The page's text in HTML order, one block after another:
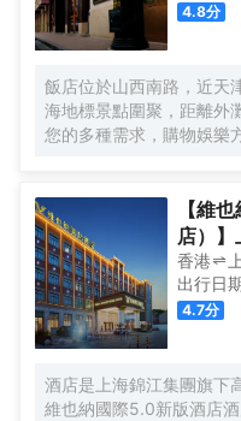
4.8分
飯店位於山西南路，近天
海地標景點圍聚，距離外
您的多種需求，購物娛樂
上海文壇人士聚會的場所
京飯店結下不解之緣，是
地。 飯店配有無線WIFI、
室，自助餐廳提供營養、
的午晚餐，每日下午2點至
料、小食，飯店是您旅遊
【維
店）
香港
出行日
4.7分
酒店是上海錦江集團旗下
維也納國際5.0新版酒店